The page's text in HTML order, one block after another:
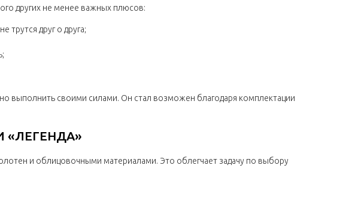
других не менее важных плюсов:
друг о друга;
выполнить своими силами. Он стал возможен благодаря комплектации
«ЛЕГЕНДА»
и облицовочными материалами. Это облегчает задачу по выбору